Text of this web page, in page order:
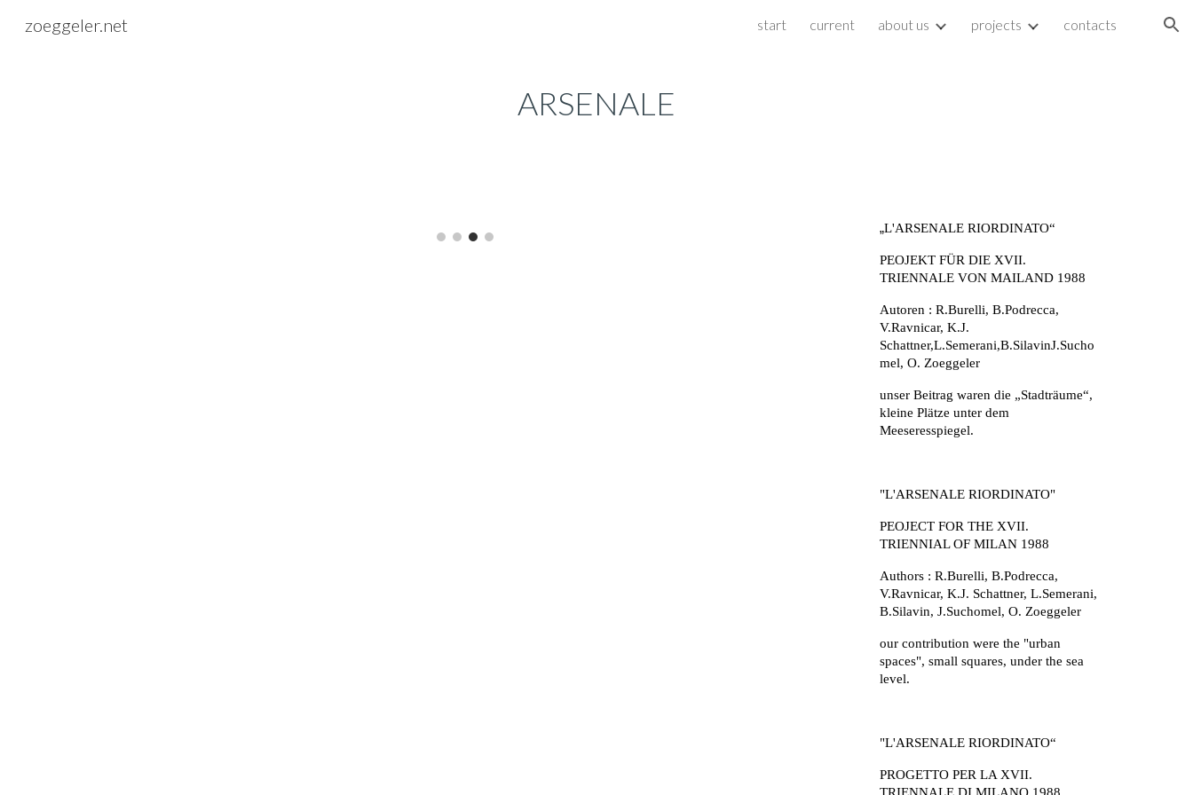
Skip to navigation
zoeggeler.net start current about us projects contacts
ARSENALE
„L'ARSENALE RIORDINATO“
PEOJEKT FÜR DIE XVII.
TRIENNALE VON MAILAND 1988
Autoren : R.Burelli, B.Podrecca,
V.Ravnicar, K.J.
Schattner,L.Semerani,B.SilavinJ.Sucho
mel, O. Zoeggeler
unser Beitrag waren die „Stadträume“,
kleine Plätze unter dem
Meeseresspiegel.
"L'ARSENALE RIORDINATO"
PEOJECT FOR THE XVII.
TRIENNIAL OF MILAN 1988
Authors : R.Burelli, B.Podrecca,
V.Ravnicar, K.J. Schattner, L.Semerani,
B.Silavin, J.Suchomel, O. Zoeggeler
our contribution were the "urban
spaces", small squares, under the sea
level.
"L'ARSENALE RIORDINATO“
PROGETTO PER LA XVII.